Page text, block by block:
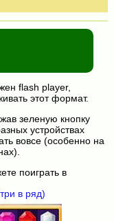
flash player,
этот формат.
зеленую кнопку
устройствах
вовсе (особенно на
поиграть в
в ряд)